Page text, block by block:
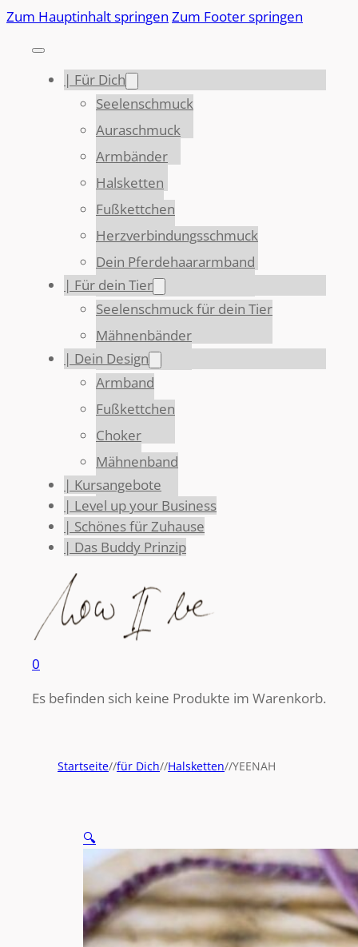
Zum Hauptinhalt springen Zum Footer springen
| Für Dich
Seelenschmuck
Auraschmuck
Armbänder
Halsketten
Fußkettchen
Herzverbindungsschmuck
Dein Pferdehaararmband
| Für dein Tier
Seelenschmuck für dein Tier
Mähnenbänder
| Dein Design
Armband
Fußkettchen
Choker
Mähnenband
| Kursangebote
| Level up your Business
| Schönes für Zuhause
| Das Buddy Prinzip
0
Es befinden sich keine Produkte im Warenkorb.
Startseite//für Dich//Halsketten//YEENAH
🔍